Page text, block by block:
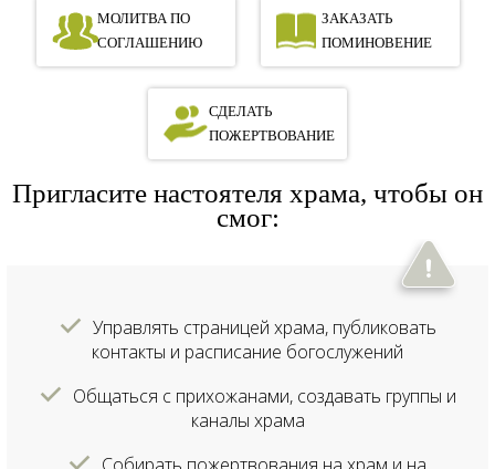
МОЛИТВА ПО
СОГЛАШЕНИЮ
ЗАКАЗАТЬ
ПОМИНОВЕНИЕ
СДЕЛАТЬ
ПОЖЕРТВОВАНИЕ
Пригласите настоятеля храма, чтобы он
смог:
Управлять страницей храма, публиковать
контакты и расписание богослужений
Общаться с прихожанами, создавать группы и
каналы храма